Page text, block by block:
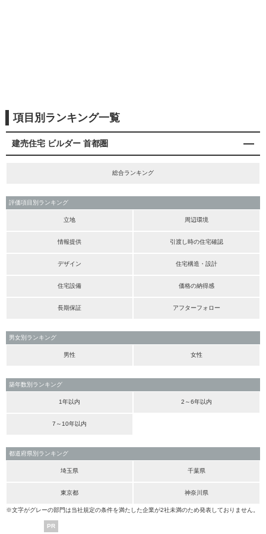
項目別ランキング一覧
建売住宅 ビルダー 首都圏
総合ランキング
評価項目別ランキング
立地 周辺環境
情報提供 引渡し時の住宅確認
デザイン 住宅構造・設計
住宅設備 価格の納得感
長期保証 アフターフォロー
男女別ランキング
男性 女性
築年数別ランキング
1年以内 2～6年以内
7～10年以内
都道府県別ランキング
埼玉県 千葉県
東京都 神奈川県
※文字がグレーの部門は当社規定の条件を満たした企業が2社未満のため発表しておりません。
PR